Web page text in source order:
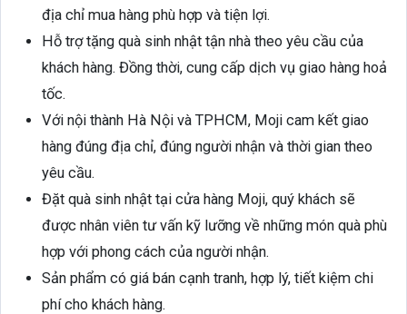
địa chỉ mua hàng phù hợp và tiện lợi.
Hỗ trợ tặng quà sinh nhật tận nhà theo yêu cầu của
khách hàng. Đồng thời, cung cấp dịch vụ giao hàng hoả
tốc.
Với nội thành Hà Nội và TPHCM, Moji cam kết giao
hàng đúng địa chỉ, đúng người nhận và thời gian theo
yêu cầu.
Đặt quà sinh nhật tại cửa hàng Moji, quý khách sẽ
được nhân viên tư vấn kỹ lưỡng về những món quà phù
hợp với phong cách của người nhận.
Sản phẩm có giá bán cạnh tranh, hợp lý, tiết kiệm chi
phí cho khách hàng.